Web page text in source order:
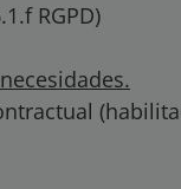
RGPD)